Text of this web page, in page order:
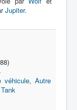
Jupiter.
véhicule, Autre
Tank